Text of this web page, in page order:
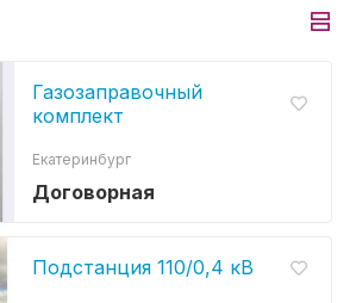
Газозаправочный
комплект
Договорная
Екатеринбург
Подстанция 110/0,4 кВ